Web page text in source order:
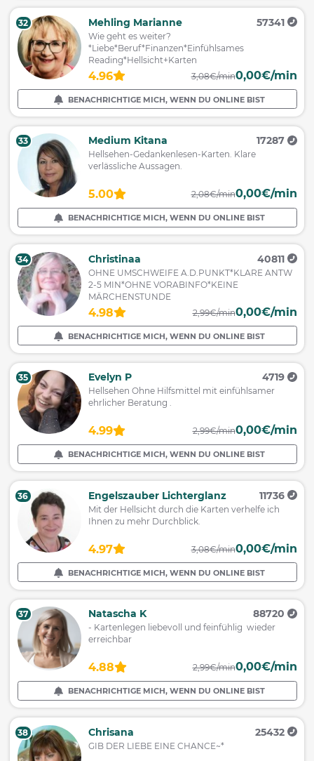
32 Mehling Marianne 57341
Wie geht es weiter?
*Liebe*Beruf*Finanzen*Einfühlsames
Reading*Hellsicht+Karten
4.96 3,08€/min0,00€/min
BENACHRICHTIGE MICH, WENN DU ONLINE BIST
33 Medium Kitana 17287
Hellsehen-Gedankenlesen-Karten. Klare
verlässliche Aussagen.
5.00 2,08€/min0,00€/min
BENACHRICHTIGE MICH, WENN DU ONLINE BIST
34 Christinaa 40811
OHNE UMSCHWEIFE A.D.PUNKT*KLARE ANTW
2-5 MIN*OHNE VORABINFO*KEINE
MÄRCHENSTUNDE
4.98 2,99€/min0,00€/min
BENACHRICHTIGE MICH, WENN DU ONLINE BIST
35 Evelyn P 4719
Hellsehen Ohne Hilfsmittel mit einfühlsamer
ehrlicher Beratung .
4.99 2,99€/min0,00€/min
BENACHRICHTIGE MICH, WENN DU ONLINE BIST
36 Engelszauber Lichterglanz 11736
Mit der Hellsicht durch die Karten verhelfe ich
Ihnen zu mehr Durchblick.
4.97 3,08€/min0,00€/min
BENACHRICHTIGE MICH, WENN DU ONLINE BIST
37 Natascha K 88720
- Kartenlegen liebevoll und feinfühlig wieder
erreichbar
4.88 2,99€/min0,00€/min
BENACHRICHTIGE MICH, WENN DU ONLINE BIST
38 Chrisana 25432
GIB DER LIEBE EINE CHANCE~*